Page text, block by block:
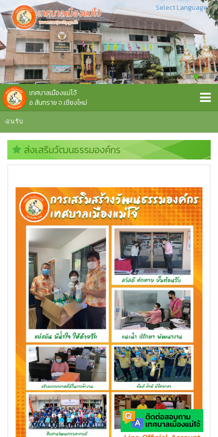
เทศบาลเมืองแม่โจ้
อ.สันทราย จ.เชียงใหม่
นรับ
Select Language▼
ส่งเสริมวัฒนธรรมองค์กร